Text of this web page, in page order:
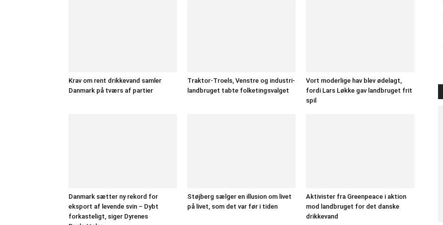
Krav om rent drikkevand samler
Danmark på tværs af partier
Traktor-Troels, Venstre og industri-
landbruget tabte folketingsvalget
Vort moderlige hav blev ødelagt,
fordi Lars Løkke gav landbruget frit
spil
Danmark sætter ny rekord for
eksport af levende svin – Dybt
forkasteligt, siger Dyrenes
Støjberg sælger en illusion om livet
på livet, som det var før i tiden
Aktivister fra Greenpeace i aktion
mod landbruget for det danske
drikkevand